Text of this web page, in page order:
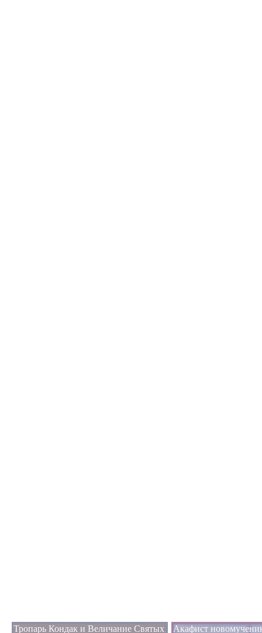
Тропарь Кондак и Величание Святых
Акафист